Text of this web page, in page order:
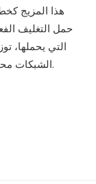
هذا المزيج
حمل التغليف
التي يحملها،
الشبكات محدودة النطاق الترددي والأجهزة محدودة التخزين.